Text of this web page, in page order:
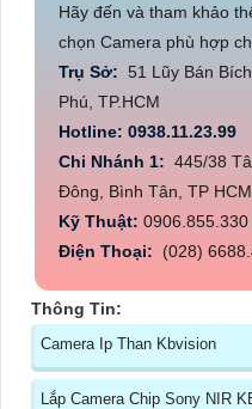
Hãy đến và tham khảo
chọn Camera phù hợp
Trụ Sở: 51 Lũy Bán
Phú, TP.HCM
Hotline: 0938.11.23.99
Chi Nhánh 1: 445/38
Đông, Bình Tân, TP HCM
Kỹ Thuật: 0906.855.330
Điện Thoại:
(028)
Thông Tin:
Camera Ip Than Kbvision
Lắp Camera Chip Sony NIR